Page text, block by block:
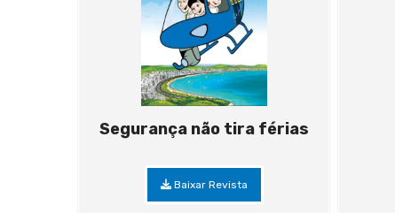
Segurança não tira férias
Baixar Revista